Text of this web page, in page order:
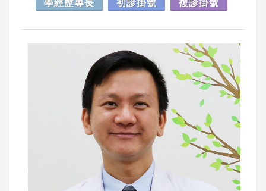
學經歷專長 初診掛號 複診掛號